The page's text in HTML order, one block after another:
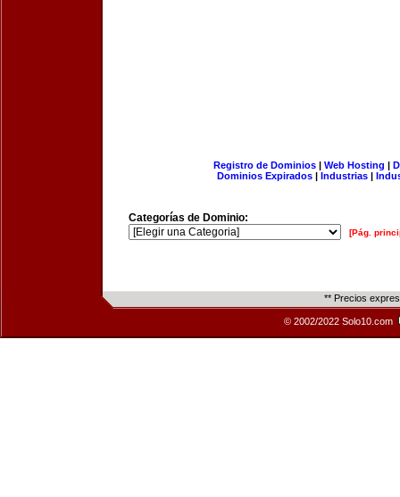
Registro de Dominios| Web Hosting |
Dominios Expirados | Industrias |
Categorías de Dominio:
[Pág.
** Precios
© 2002/2022 Solo10.com